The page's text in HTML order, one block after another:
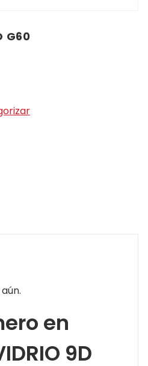
G60
en
9D